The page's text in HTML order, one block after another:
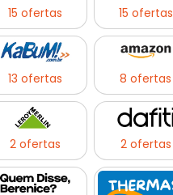
15 ofertas 15 ofertas
13 ofertas 8 ofertas
2 ofertas 2 ofertas